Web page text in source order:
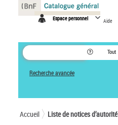
Espace personnel Aide
Tout
Recherche avancée
Accueil Liste de notices d’autorité
Panneau de gestion des cookies